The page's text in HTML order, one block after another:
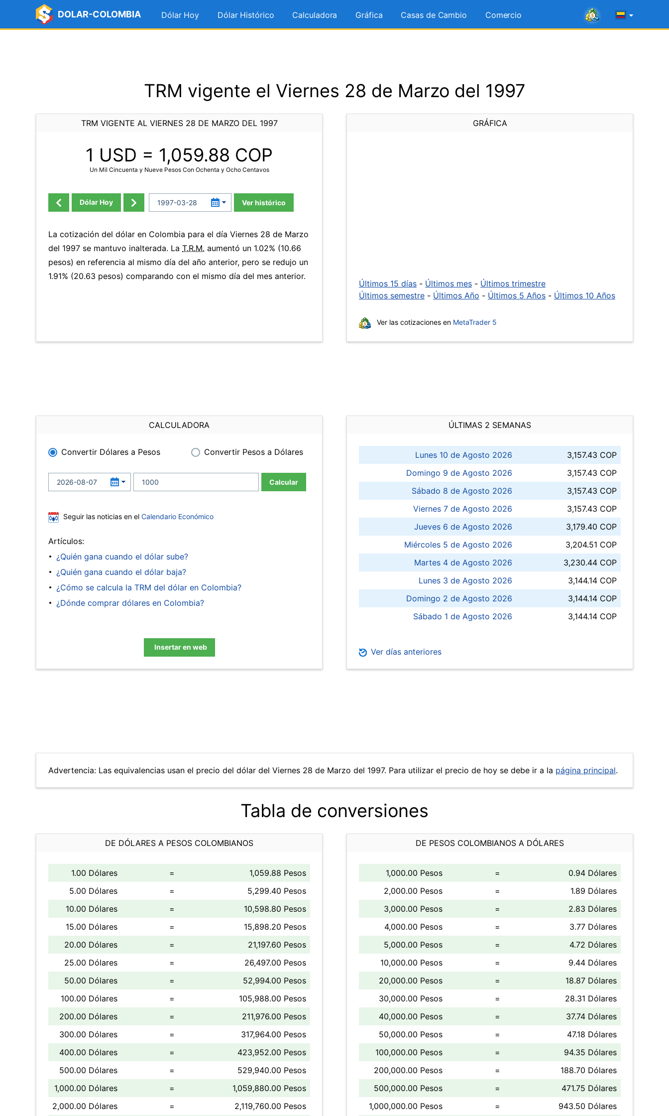
DOLAR-COLOMBIA Dólar Hoy Dólar Histórico Calculadora Gráfica Casas de Cambio Comercio
TRM vigente el Viernes 28 de Marzo del 1997
TRM VIGENTE AL VIERNES 28 DE MARZO DEL 1997
1 USD = 1,059.88 COP
Un Mil Cincuenta y Nueve Pesos Con Ochenta y Ocho Centavos
Dólar Hoy Ver histórico
La cotización del dólar en Colombia para el día Viernes 28 de Marzo
del 1997 se mantuvo inalterada. La T.R.M. aumentó un 1.02% (10.66
pesos) en referencia al mismo día del año anterior, pero se redujo un
1.91% (20.63 pesos) comparando con el mismo día del mes anterior.
GRÁFICA
Últimos 15 días - Últimos mes - Últimos trimestre
Últimos semestre - Últimos Año - Últimos 5 Años - Últimos 10 Años
Ver las cotizaciones en MetaTrader 5
CALCULADORA
Convertir Dólares a Pesos Convertir Pesos a Dólares
Calcular
Seguir las noticias en el Calendario Económico
Artículos:
¿Quién gana cuando el dólar sube?
¿Quién gana cuando el dólar baja?
¿Cómo se calcula la TRM del dólar en Colombia?
¿Dónde comprar dólares en Colombia?
Insertar en web
ÚLTIMAS 2 SEMANAS
Lunes 10 de Agosto 2026
3,157.43 COP
Domingo 9 de Agosto 2026
3,157.43 COP
Sábado 8 de Agosto 2026
3,157.43 COP
Viernes 7 de Agosto 2026
3,157.43 COP
Jueves 6 de Agosto 2026
3,179.40 COP
Miércoles 5 de Agosto 2026
3,204.51 COP
Martes 4 de Agosto 2026
3,230.44 COP
Lunes 3 de Agosto 2026
3,144.14 COP
Domingo 2 de Agosto 2026
3,144.14 COP
Sábado 1 de Agosto 2026
3,144.14 COP
Ver días anteriores
Advertencia: Las equivalencias usan el precio del dólar del Viernes 28 de Marzo del 1997. Para utilizar el precio de hoy se debe ir a la página principal.
Tabla de conversiones
DE DÓLARES A PESOS COLOMBIANOS
1.00 Dólares =
1,059.88 Pesos
5.00 Dólares
=
5,299.40 Pesos
10.00 Dólares
=
10,598.80 Pesos
15.00 Dólares
=
15,898.20 Pesos
20.00 Dólares
=
21,197.60 Pesos
25.00 Dólares
=
26,497.00 Pesos
50.00 Dólares
=
52,994.00 Pesos
100.00 Dólares
=
105,988.00 Pesos
200.00 Dólares
=
211,976.00 Pesos
300.00 Dólares
=
317,964.00 Pesos
400.00 Dólares
=
423,952.00 Pesos
500.00 Dólares
=
529,940.00 Pesos
1,000.00 Dólares
=
1,059,880.00 Pesos
2,000.00 Dólares
= 2,119,760.00 Pesos
DE PESOS COLOMBIANOS A DÓLARES
1,000.00 Pesos =
0.94 Dólares
2,000.00 Pesos
=
1.89 Dólares
3,000.00 Pesos
=
2.83 Dólares
4,000.00 Pesos
=
3.77 Dólares
5,000.00 Pesos
=
4.72 Dólares
10,000.00 Pesos
=
9.44 Dólares
20,000.00 Pesos
=
18.87 Dólares
30,000.00 Pesos
=
28.31 Dólares
40,000.00 Pesos
=
37.74 Dólares
50,000.00 Pesos
=
47.18 Dólares
100,000.00 Pesos
=
94.35 Dólares
200,000.00 Pesos
=
188.70 Dólares
500,000.00 Pesos
=
471.75 Dólares
1,000,000.00 Pesos
= 943.50 Dólares